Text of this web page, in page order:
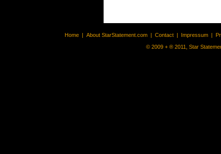
Home | About StarStatement.com | Contact | Impressum |
© 2009 + ® 2011, Star